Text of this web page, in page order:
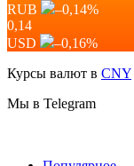
RUB
–0,14%
0,14
USD
–0,16%
Курсы валют в CNY
Мы в Telegram